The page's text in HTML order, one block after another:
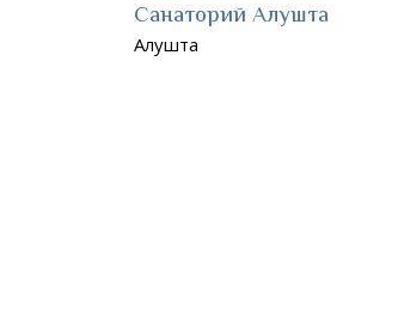
Санаторий Алушта
Алушта